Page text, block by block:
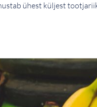
ühest küljest